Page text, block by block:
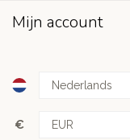
Mijn account
€